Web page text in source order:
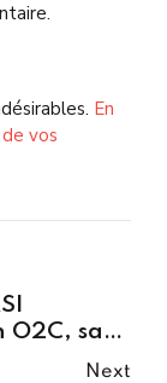
En
vos
sans
Next